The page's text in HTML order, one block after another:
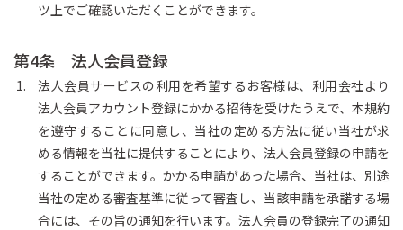
ツ上でご確認いただくことができます。
第4条 法人会員登録
法人会員サービスの利用を希望するお客様は、利用会社より
法人会員アカウント登録にかかる招待を受けたうえで、本規約
を遵守することに同意し、当社の定める方法に従い当社が求
める情報を当社に提供することにより、法人会員登録の申請を
することができます。かかる申請があった場合、当社は、別途
当社の定める審査基準に従って審査し、当該申請を承諾する場
合には、その旨の通知を行います。法人会員の登録完了の通知